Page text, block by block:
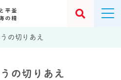
の切りあえ
の切りあえ